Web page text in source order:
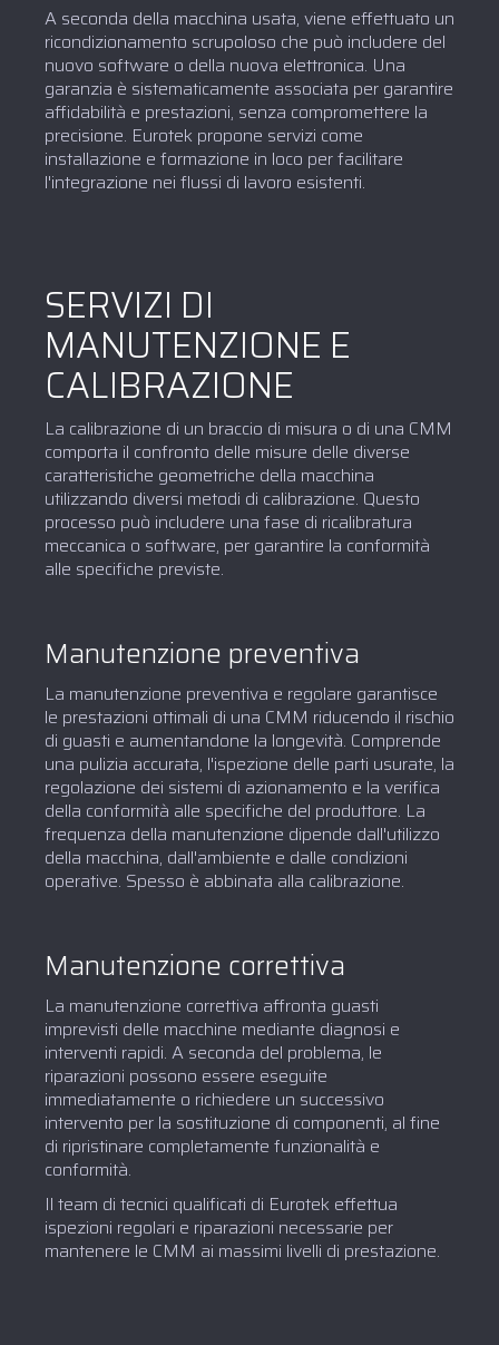
A seconda della macchina usata, viene effettuato un
ricondizionamento scrupoloso che può includere del
nuovo software o della nuova elettronica. Una
garanzia è sistematicamente associata per garantire
affidabilità e prestazioni, senza compromettere la
precisione. Eurotek propone servizi come
installazione e formazione in loco per facilitare
l'integrazione nei flussi di lavoro esistenti.
SERVIZI DI
MANUTENZIONE E
CALIBRAZIONE
La calibrazione di un braccio di misura o di una CMM
comporta il confronto delle misure delle diverse
caratteristiche geometriche della macchina
utilizzando diversi metodi di calibrazione. Questo
processo può includere una fase di ricalibratura
meccanica o software, per garantire la conformità
alle specifiche previste.
Manutenzione preventiva
La manutenzione preventiva e regolare garantisce
le prestazioni ottimali di una CMM riducendo il rischio
di guasti e aumentandone la longevità. Comprende
una pulizia accurata, l'ispezione delle parti usurate, la
regolazione dei sistemi di azionamento e la verifica
della conformità alle specifiche del produttore. La
frequenza della manutenzione dipende dall'utilizzo
della macchina, dall'ambiente e dalle condizioni
operative. Spesso è abbinata alla calibrazione.
Manutenzione correttiva
La manutenzione correttiva affronta guasti
imprevisti delle macchine mediante diagnosi e
interventi rapidi. A seconda del problema, le
riparazioni possono essere eseguite
immediatamente o richiedere un successivo
intervento per la sostituzione di componenti, al fine
di ripristinare completamente funzionalità e
conformità.
Il team di tecnici qualificati di Eurotek effettua
ispezioni regolari e riparazioni necessarie per
mantenere le CMM ai massimi livelli di prestazione.